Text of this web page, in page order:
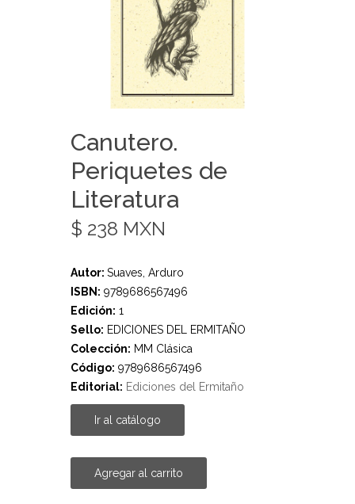
Canutero.
Periquetes de
Literatura
$ 238 MXN
Autor: Suaves, Arduro
ISBN: 9789686567496
Edición: 1
Sello: EDICIONES DEL ERMITAÑO
Colección: MM Clásica
Código: 9789686567496
Editorial: Ediciones del Ermitaño
Ir al catálogo
Agregar al carrito